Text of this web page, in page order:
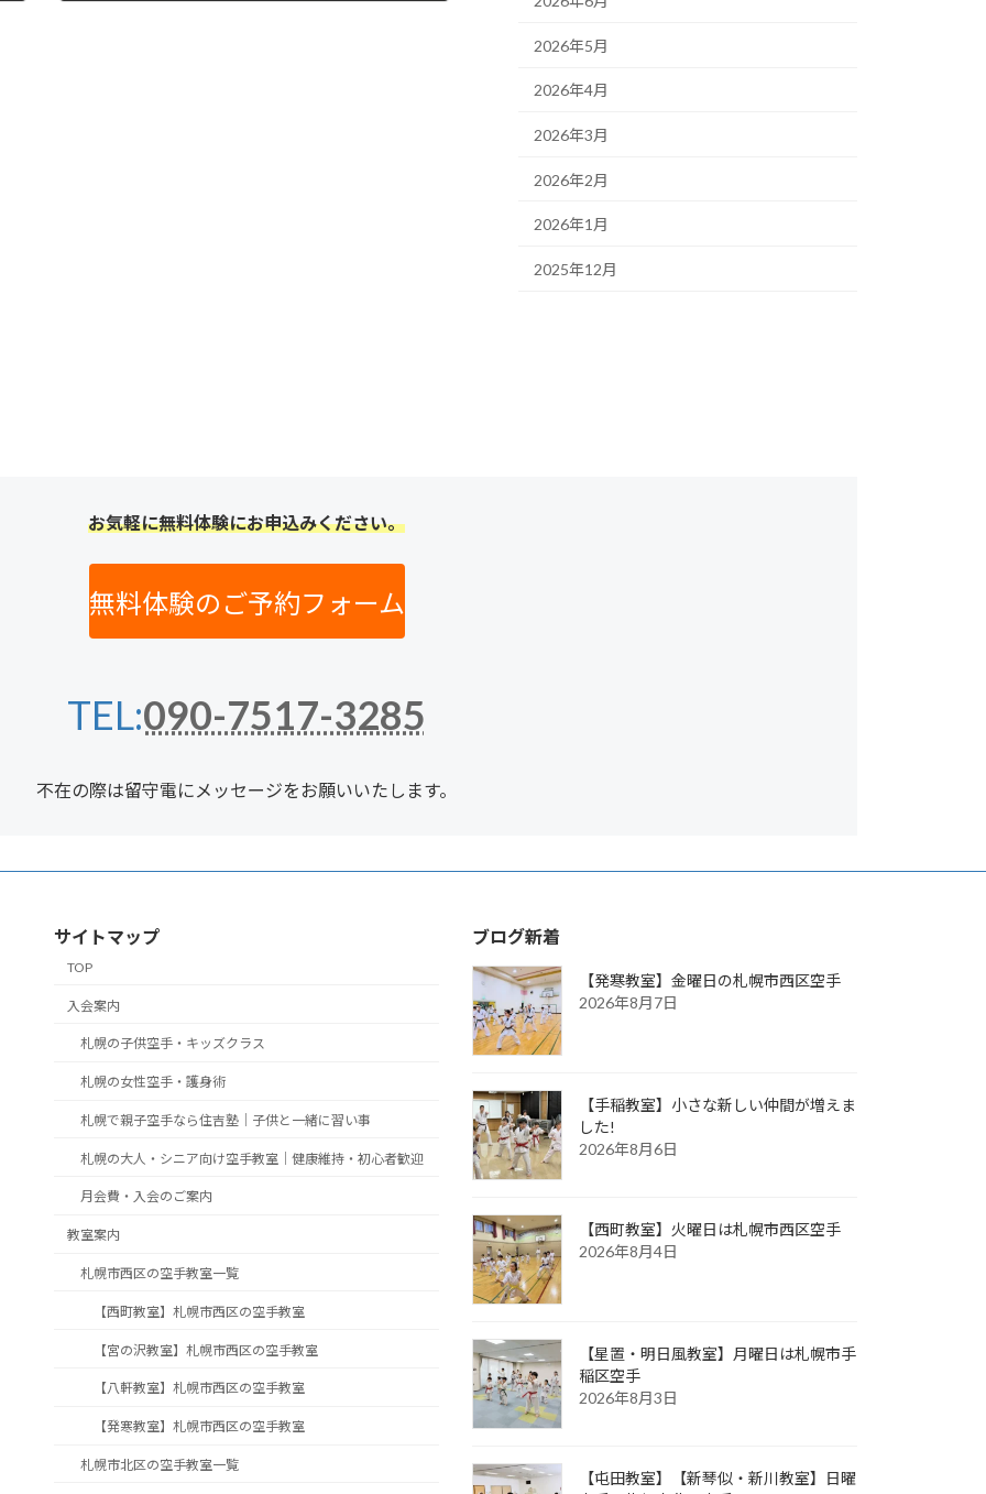
2026年5月
2026年4月
2026年3月
2026年2月
2026年1月
2025年12月
お気軽に無料体験にお申込みください。
無料体験のご予約フォーム
TEL:090-7517-3285
不在の際は留守電にメッセージをお願いいたします。
サイトマップ
TOP
入会案内
札幌の子供空手・キッズクラス
札幌の女性空手・護身術
札幌で親子空手なら住吉塾｜子供と一緒に習い事
札幌の大人・シニア向け空手教室｜健康維持・初心者歓迎
月会費・入会のご案内
教室案内
札幌市西区の空手教室一覧
【西町教室】札幌市西区の空手教室
【宮の沢教室】札幌市西区の空手教室
【八軒教室】札幌市西区の空手教室
【発寒教室】札幌市西区の空手教室
札幌市北区の空手教室一覧
ブログ新着
【発寒教室】金曜日の札幌市西区空手
2026年8月7日
【手稲教室】小さな新しい仲間が増えま
した!
2026年8月6日
【西町教室】火曜日は札幌市西区空手
2026年8月4日
【星置・明日風教室】月曜日は札幌市手
稲区空手
2026年8月3日
【屯田教室】【新琴似・新川教室】日曜